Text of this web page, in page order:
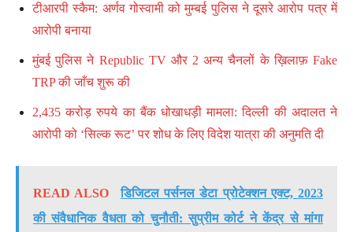
टीआरपी स्कैम: अर्णव गोस्वामी को मुम्बई पुलिस ने दूसरे आरोप पत्र में
आरोपी बनाया
मुंबई पुलिस ने Republic TV और 2 अन्य चैनलों के ख़िलाफ़ Fake
TRP की जाँच शुरू की
2,435 करोड़ रुपये का बैंक धोखाधड़ी मामला: दिल्ली की अदालत ने
आरोपी को ‘सिल्क रूट’ पर शोध के लिए विदेश यात्रा की अनुमति दी
READ ALSO
डिजिटल पर्सनल डेटा प्रोटेक्शन एक्ट, 2023
की संवैधानिक वैधता को चुनौती: सुप्रीम कोर्ट ने केंद्र से मांगा